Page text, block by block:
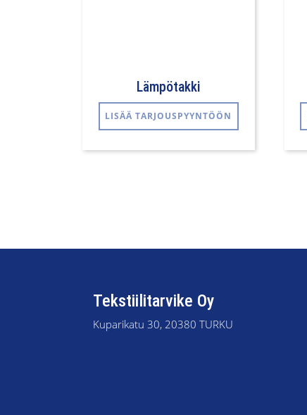
Lämpötakki
LISÄÄ TARJOUSPYYNTÖÖN
Tekstiilitarvike Oy
Kuparikatu 30, 20380 TURKU